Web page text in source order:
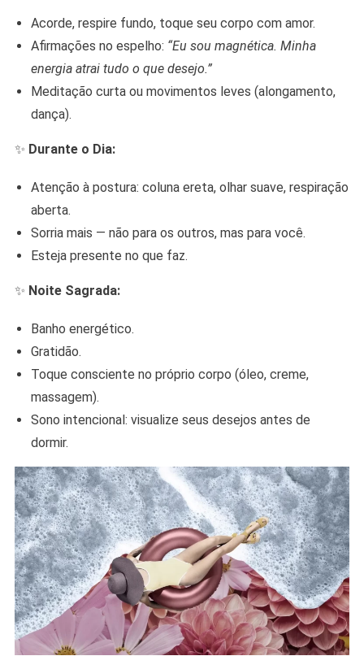
Acorde, respire fundo, toque seu corpo com amor.
Afirmações no espelho: “Eu sou magnética. Minha
energia atrai tudo o que desejo.”
Meditação curta ou movimentos leves (alongamento,
dança).
✨ Durante o Dia:
Atenção à postura: coluna ereta, olhar suave, respiração
aberta.
Sorria mais — não para os outros, mas para você.
Esteja presente no que faz.
✨ Noite Sagrada:
Banho energético.
Gratidão.
Toque consciente no próprio corpo (óleo, creme,
massagem).
Sono intencional: visualize seus desejos antes de
dormir.